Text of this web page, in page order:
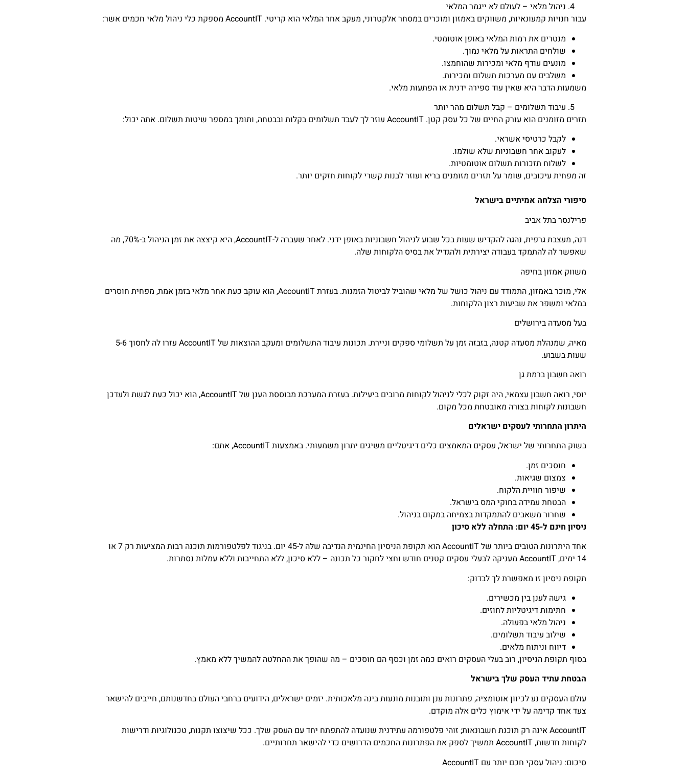
ניהול מלאי – לעולם לא ייגמר המלאי
עבור חנויות קמעונאיות, משווקים באמזון ומוכרים במסחר אלקטרוני, מעקב אחר המלאי הוא קריטי. AccountIT מספקת כלי ניהול מלאי חכמים אשר:
מנטרים את רמות המלאי באופן אוטומטי.
שולחים התראות על מלאי נמוך.
מונעים עודף מלאי ומכירות שהוחמצו.
משלבים עם מערכות תשלום ומכירות.
משמעות הדבר היא שאין עוד ספירה ידנית או הפתעות מלאי.
עיבוד תשלומים – קבל תשלום מהר יותר
תזרים מזומנים הוא עורק החיים של כל עסק קטן. AccountIT עוזר לך לעבד תשלומים בקלות ובבטחה, ותומך במספר שיטות תשלום. אתה יכול:
לקבל כרטיסי אשראי.
לעקוב אחר חשבוניות שלא שולמו.
לשלוח תזכורות תשלום אוטומטיות.
זה מפחית עיכובים, שומר על תזרים מזומנים בריא ועוזר לבנות קשרי לקוחות חזקים יותר.
סיפורי הצלחה אמיתיים בישראל
פרילנסר בתל אביב
דנה, מעצבת גרפית, נהגה להקדיש שעות בכל שבוע לניהול חשבוניות באופן ידני. לאחר שעברה ל-AccountIT, היא קיצצה את זמן הניהול ב-70%, מה
שאפשר לה להתמקד בעבודה יצירתית ולהגדיל את בסיס הלקוחות שלה.
משווק אמזון בחיפה
אלי, מוכר באמזון, התמודד עם ניהול כושל של מלאי שהוביל לביטול הזמנות. בעזרת AccountIT, הוא עוקב כעת אחר מלאי בזמן אמת, מפחית חוסרים
במלאי ומשפר את שביעות רצון הלקוחות.
בעל מסעדה בירושלים
מאיה, שמנהלת מסעדה קטנה, בזבזה זמן על תשלומי ספקים וניירת. תכונות עיבוד התשלומים ומעקב ההוצאות של AccountIT עזרו לה לחסוך 5-6
שעות בשבוע.
רואה חשבון ברמת גן
יוסי, רואה חשבון עצמאי, היה זקוק לכלי לניהול לקוחות מרובים ביעילות. בעזרת המערכת מבוססת הענן של AccountIT, הוא יכול כעת לגשת ולעדכן
חשבונות לקוחות בצורה מאובטחת מכל מקום.
היתרון התחרותי לעסקים ישראלים
בשוק התחרותי של ישראל, עסקים המאמצים כלים דיגיטליים משיגים יתרון משמעותי. באמצעות AccountIT, אתם:
חוסכים זמן.
צמצום שגיאות.
שיפור חוויית הלקוח.
הבטחת עמידה בחוקי המס בישראל.
שחרור משאבים להתמקדות בצמיחה במקום בניהול.
ניסיון חינם ל-45 יום: התחלה ללא סיכון
אחד היתרונות הטובים ביותר של AccountIT הוא תקופת הניסיון החינמית הנדיבה שלה ל-45 יום. בניגוד לפלטפורמות תוכנה רבות המציעות רק 7 או
14 ימים, AccountIT מעניקה לבעלי עסקים קטנים חודש וחצי לחקור כל תכונה – ללא סיכון, ללא התחייבות וללא עמלות נסתרות.
תקופת ניסיון זו מאפשרת לך לבדוק:
גישה לענן בין מכשירים.
חתימות דיגיטליות לחוזים.
ניהול מלאי בפעולה.
שילוב עיבוד תשלומים.
דיווח וניתוח מלאים.
בסוף תקופת הניסיון, רוב בעלי העסקים רואים כמה זמן וכסף הם חוסכים – מה שהופך את ההחלטה להמשיך ללא מאמץ.
הבטחת עתיד העסק שלך בישראל
עולם העסקים נע לכיוון אוטומציה, פתרונות ענן ותובנות מונעות בינה מלאכותית. יזמים ישראלים, הידועים ברחבי העולם בחדשנותם, חייבים להישאר
צעד אחד קדימה על ידי אימוץ כלים אלה מוקדם.
AccountIT אינה רק תוכנת חשבונאות; זוהי פלטפורמה עתידנית שנועדה להתפתח יחד עם העסק שלך. ככל שיצוצו תקנות, טכנולוגיות ודרישות
לקוחות חדשות, AccountIT תמשיך לספק את הפתרונות החכמים הדרושים כדי להישאר תחרותיים.
סיכום: ניהול עסקי חכם יותר עם AccountIT